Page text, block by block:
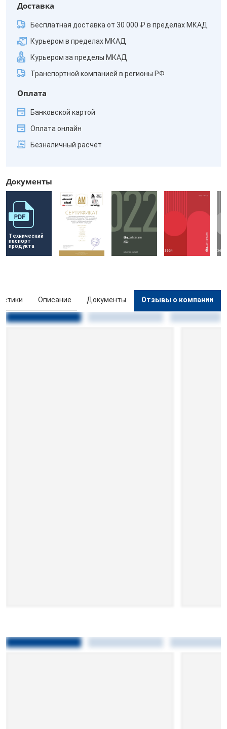
Доставка
Бесплатная доставка от 30 000 ₽ в пределах МКАД
Курьером в пределах МКАД
Курьером за пределы МКАД
Транспортной компанией в регионы РФ
Оплата
Банковской картой
Оплата онлайн
Безналичный расчёт
Документы
Технический
паспорт
продукта
Описание Документы Отзывы о компании